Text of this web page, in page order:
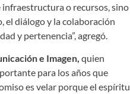
o recursos, sino
el diálogo y la colaboración
y pertenencia”, agregó.
e Imagen, quien
para los años que
es velar porque el espíritu